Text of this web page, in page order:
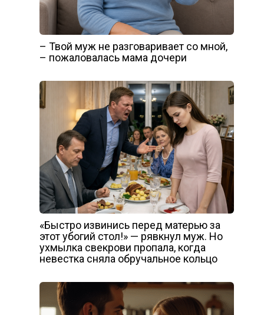
– Твой муж не разговаривает со мной,
– пожаловалась мама дочери
«Быстро извинись перед матерью за
этот убогий стол!» — рявкнул муж. Но
ухмылка свекрови пропала, когда
невестка сняла обручальное кольцо